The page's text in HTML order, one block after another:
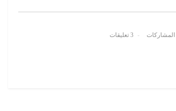
3 تعليقات